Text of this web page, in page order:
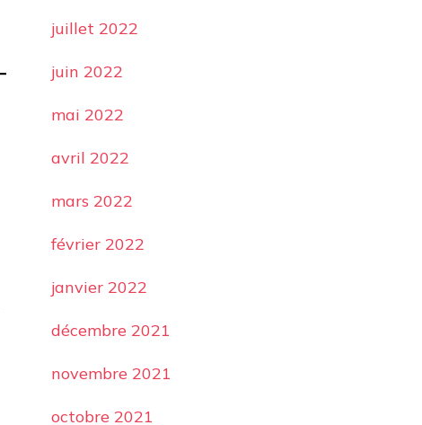
juillet 2022
juin 2022
mai 2022
avril 2022
mars 2022
février 2022
janvier 2022
décembre 2021
novembre 2021
octobre 2021